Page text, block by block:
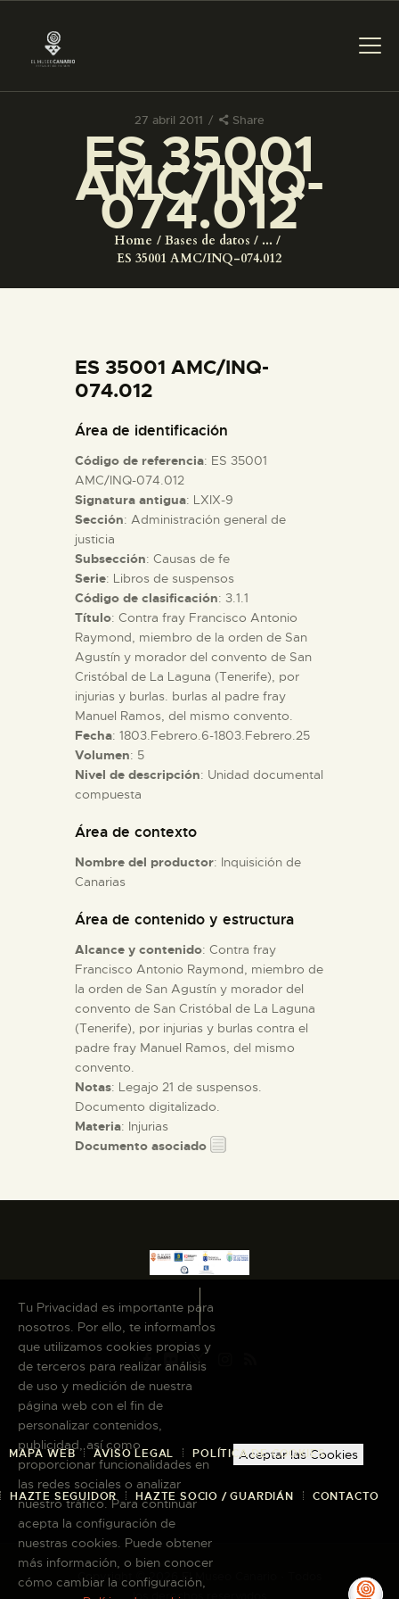
27 abril 2011 Share
ES 35001
AMC/INQ-
074.012
Home Bases de datos
...
ES 35001 AMC/INQ-074.012
PREPARAR LA VISITA
ACTIVIDADES
COLECCIONES
ESPAÑOL
PREPARAR LA VISITA
ACTIVIDADES
█
EL MUSEO
COLECCIONES
DIDÁCTICA
ES 35001 AMC/INQ-
074.012
Área de identificación
Código de referencia: ES 35001
AMC/INQ-074.012
Signatura antigua: LXIX-9
Sección: Administración general de
justicia
Subsección: Causas de fe
Serie: Libros de suspensos
Código de clasificación: 3.1.1
Título: Contra fray Francisco Antonio
Raymond, miembro de la orden de San
Agustín y morador del convento de San
Cristóbal de La Laguna (Tenerife), por
injurias y burlas. burlas al padre fray
Manuel Ramos, del mismo convento.
Fecha: 1803.Febrero.6-1803.Febrero.25
Volumen: 5
Nivel de descripción: Unidad documental
compuesta
Área de contexto
Nombre del productor: Inquisición de
Canarias
Área de contenido y estructura
Alcance y contenido: Contra fray
Francisco Antonio Raymond, miembro de
la orden de San Agustín y morador del
convento de San Cristóbal de La Laguna
(Tenerife), por injurias y burlas contra el
padre fray Manuel Ramos, del mismo
convento.
Notas: Legajo 21 de suspensos.
Documento digitalizado.
Materia: Injurias
Documento asociado
MAPA WEB AVISO LEGAL POLÍTICA DE COOKIES
HAZTE SEGUIDOR HAZTE SOCIO / GUARDIÁN CONTACTO
Copyright © 2026 El Museo Canario · Todos
los derechos reservados
Tu Privacidad es importante para
nosotros. Por ello, te informamos
que utilizamos cookies propias y
de terceros para realizar análisis
de uso y medición de nuestra
página web con el fin de
personalizar contenidos,
publicidad, así como
proporcionar funcionalidades en
las redes sociales o analizar
nuestro tráfico. Para continuar
acepta la configuración de
nuestras cookies. Puede obtener
más información, o bien conocer
cómo cambiar la configuración,
Aceptar las Cookies